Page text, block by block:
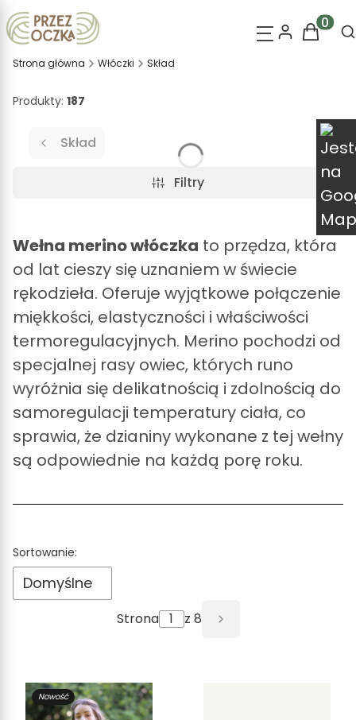
Strona główna Włóczki Skład
Produkty: 187
Skład
Filtry
Wełna merino włóczka to przędza, która
od lat cieszy się uznaniem w świecie
rękodzieła. Oferuje wyjątkowe połączenie
miękkości, elastyczności i właściwości
termoregulacyjnych. Merino pochodzi od
specjalnej rasy owiec, których runo
wyróżnia się delikatnością i zdolnością do
samoregulacji temperatury ciała, co
sprawia, że dzianiny wykonane z tej wełny
są odpowiednie na każdą porę roku.
Lista produktów
Sortowanie:
Domyślne
Strona z 8 Następne
Nowość